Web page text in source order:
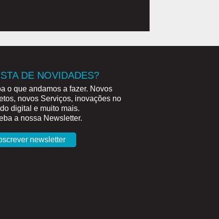
DE NOVIDADES?
o que andamos a fazer. Novos
novos Serviços, inovações no
digital e muito mais.
a nossa Newsletter.
newsletter